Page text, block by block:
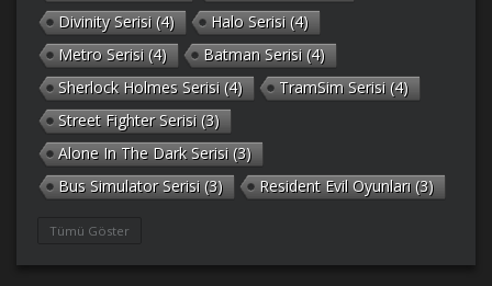
Divinity Serisi (4) Halo Serisi (4)
Metro Serisi (4) Batman Serisi (4)
Sherlock Holmes Serisi (4) TramSim Serisi (4)
Street Fighter Serisi (3)
Alone In The Dark Serisi (3)
Bus Simulator Serisi (3) Resident Evil Oyunları (3)
Tümü Göster